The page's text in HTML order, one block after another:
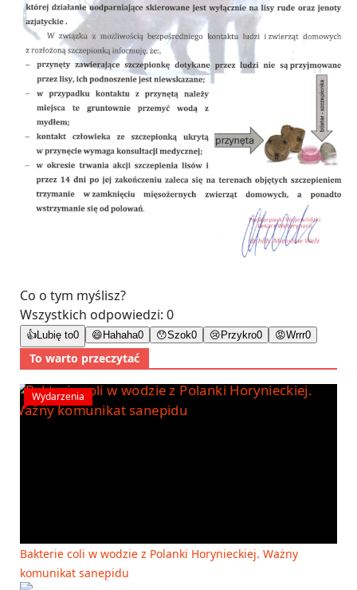
Co o tym myślisz?
Wszystkich odpowiedzi: 0
👍Lubię to0 😄Hahaha0 😯Szok0 😢Przykro0 😡Wrrr0
To warto przeczytać
Wydarzenia
Bakterie coli w wodzie z Polanki Horynieckiej. Ważny
komunikat sanepidu